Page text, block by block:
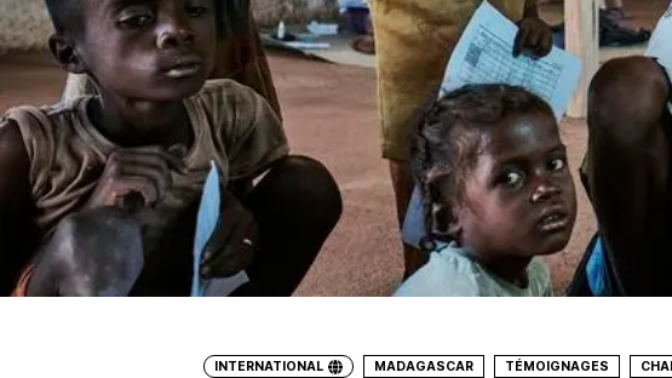
INTERNATIONAL MADAGASCAR TÉMOIGNAGES